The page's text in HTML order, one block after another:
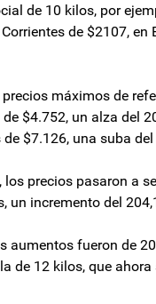
de 10 kilos, por
de $2107,
máximos de
$4.752, un alza del
$7.126, una suba del
precios pasaron a
un incremento del
aumentos fueron de
de 12 kilos, que